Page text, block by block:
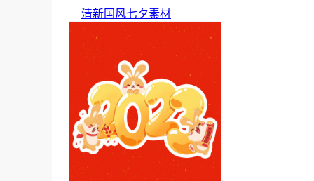
清新国风七夕素材